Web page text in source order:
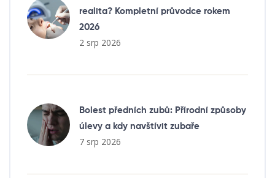
realita? Kompletní průvodce rokem
2026
2 srp 2026
Bolest předních zubů: Přírodní způsoby
úlevy a kdy navštívit zubaře
7 srp 2026